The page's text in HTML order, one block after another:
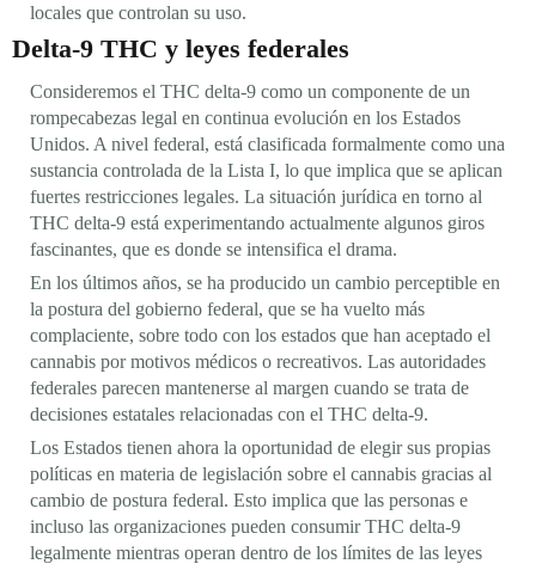
locales que controlan su uso.
Delta-9 THC y leyes federales
Consideremos el THC delta-9 como un componente de un
rompecabezas legal en continua evolución en los Estados
Unidos. A nivel federal, está clasificada formalmente como una
sustancia controlada de la Lista I, lo que implica que se aplican
fuertes restricciones legales. La situación jurídica en torno al
THC delta-9 está experimentando actualmente algunos giros
fascinantes, que es donde se intensifica el drama.
En los últimos años, se ha producido un cambio perceptible en
la postura del gobierno federal, que se ha vuelto más
complaciente, sobre todo con los estados que han aceptado el
cannabis por motivos médicos o recreativos. Las autoridades
federales parecen mantenerse al margen cuando se trata de
decisiones estatales relacionadas con el THC delta-9.
Los Estados tienen ahora la oportunidad de elegir sus propias
políticas en materia de legislación sobre el cannabis gracias al
cambio de postura federal. Esto implica que las personas e
incluso las organizaciones pueden consumir THC delta-9
legalmente mientras operan dentro de los límites de las leyes